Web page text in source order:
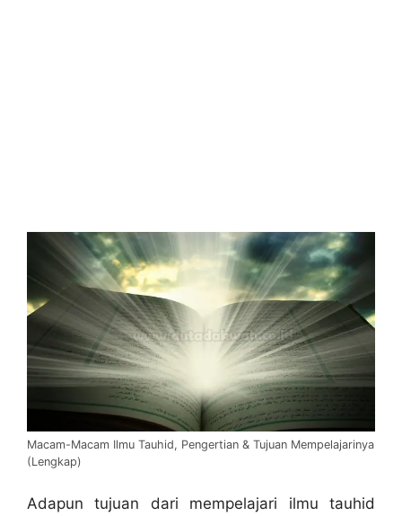
Macam-Macam Ilmu Tauhid, Pengertian & Tujuan Mempelajarinya
(Lengkap)
Adapun tujuan dari mempelajari ilmu tauhid